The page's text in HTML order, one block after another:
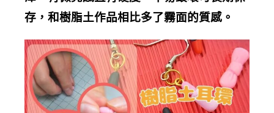
存，和樹脂土作品相比多了霧面的質感。